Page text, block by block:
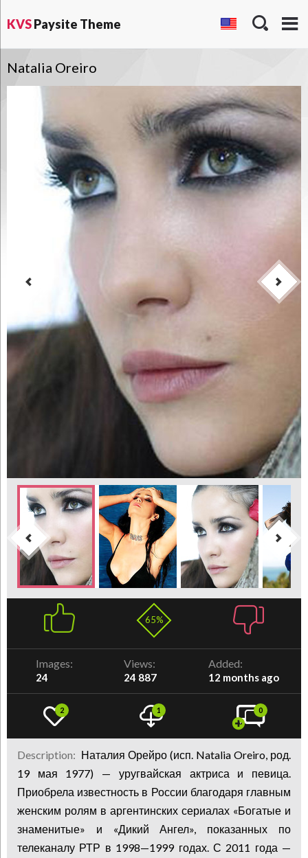
KVSPaysite Theme
Natalia Oreiro
65%
Images:
24
Views:
24 887
Added:
12 months ago
2 1 0
Description: Наталия Орейро (исп. Natalia Oreiro, род.
19 мая 1977) — уругвайская актриса и певица.
Приобрела известность в России благодаря главным
женским ролям в аргентинских сериалах «Богатые и
знаменитые» и «Дикий Ангел», показанных по
телеканалу РТР в 1998—1999 годах. С 2011 года —